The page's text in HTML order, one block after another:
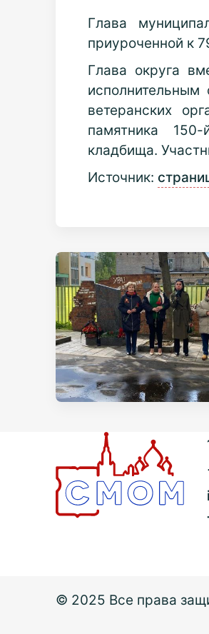
Глава
приуроченной к
Глава округа
исполнительным
ветеранских
памятника
кладбища.
Источник:
© 2025 Все права